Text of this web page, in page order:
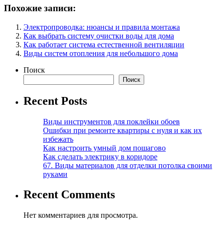
Похожие записи:
Электропроводка: нюансы и правила монтажа
Как выбрать систему очистки воды для дома
Как работает система естественной вентиляции
Виды систем отопления для небольшого дома
Поиск
Поиск
Recent Posts
Виды инструментов для поклейки обоев
Ошибки при ремонте квартиры с нуля и как их
избежать
Как настроить умный дом пошагово
Как сделать электрику в коридоре
67. Виды материалов для отделки потолка своими
руками
Recent Comments
Нет комментариев для просмотра.